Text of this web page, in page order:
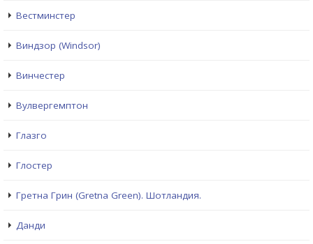
Вестминстер
Виндзор (Windsor)
Винчестер
Вулвергемптон
Глазго
Глостер
Гретна Грин (Gretna Green). Шотландия.
Данди